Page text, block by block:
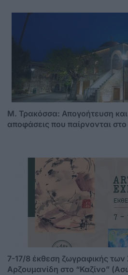
Μ. Τρακόσσα: Απογοήτευση και
αποφάσεις που παίρνονται
7-17/8 έκθεση ζωγραφικής
Αρζουμανίδη στο “Καζίνο”